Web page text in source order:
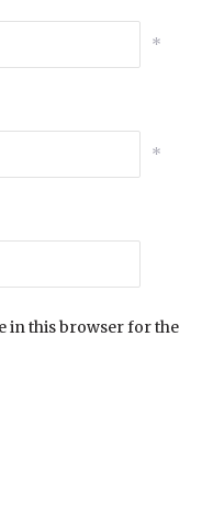
*
*
in this browser for the